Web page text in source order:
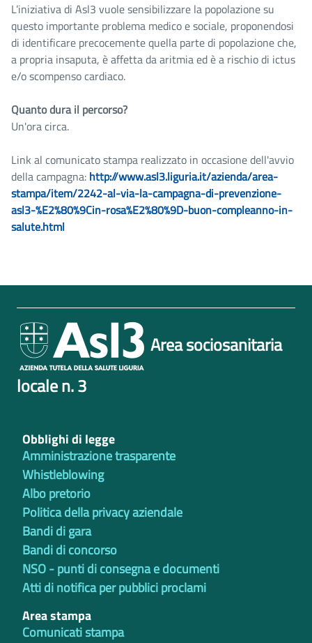
L’iniziativa di Asl3 vuole sensibilizzare la popolazione su
questo importante problema medico e sociale, proponendosi
di identificare precocemente quella parte di popolazione che,
a propria insaputa, è affetta da aritmia ed è a rischio di ictus
e/o scompenso cardiaco.
Quanto dura il percorso?
Un'ora circa.
Link al comunicato stampa realizzato in occasione dell'avvio
della campagna: http://www.asl3.liguria.it/azienda/area-
stampa/item/2242-al-via-la-campagna-di-prevenzione-
asl3-%E2%80%9Cin-rosa%E2%80%9D-buon-compleanno-in-
salute.html
Area sociosanitaria
locale n. 3
Obblighi di legge
Amministrazione trasparente
Whistleblowing
Albo pretorio
Politica della privacy aziendale
Bandi di gara
Bandi di concorso
NSO - punti di consegna e documenti
Atti di notifica per pubblici proclami
Area stampa
Comunicati stampa